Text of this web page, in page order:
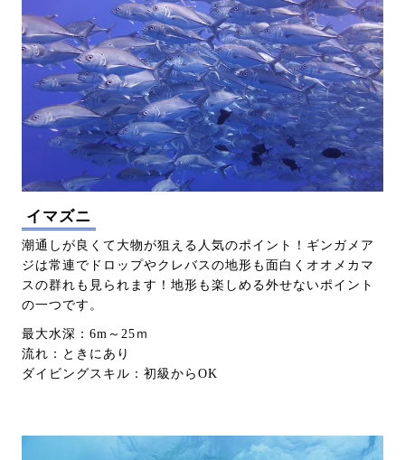
イマズニ
潮通しが良くて大物が狙える人気のポイント！ギンガメア
ジは常連でドロップやクレバスの地形も面白くオオメカマ
スの群れも見られます！地形も楽しめる外せないポイント
の一つです。
最大水深：6m～25ｍ
流れ：ときにあり
ダイビングスキル：初級からOK